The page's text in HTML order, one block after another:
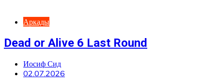
Аркады
Dead or Alive 6 Last Round
Иосиф Сид
02.07.2026